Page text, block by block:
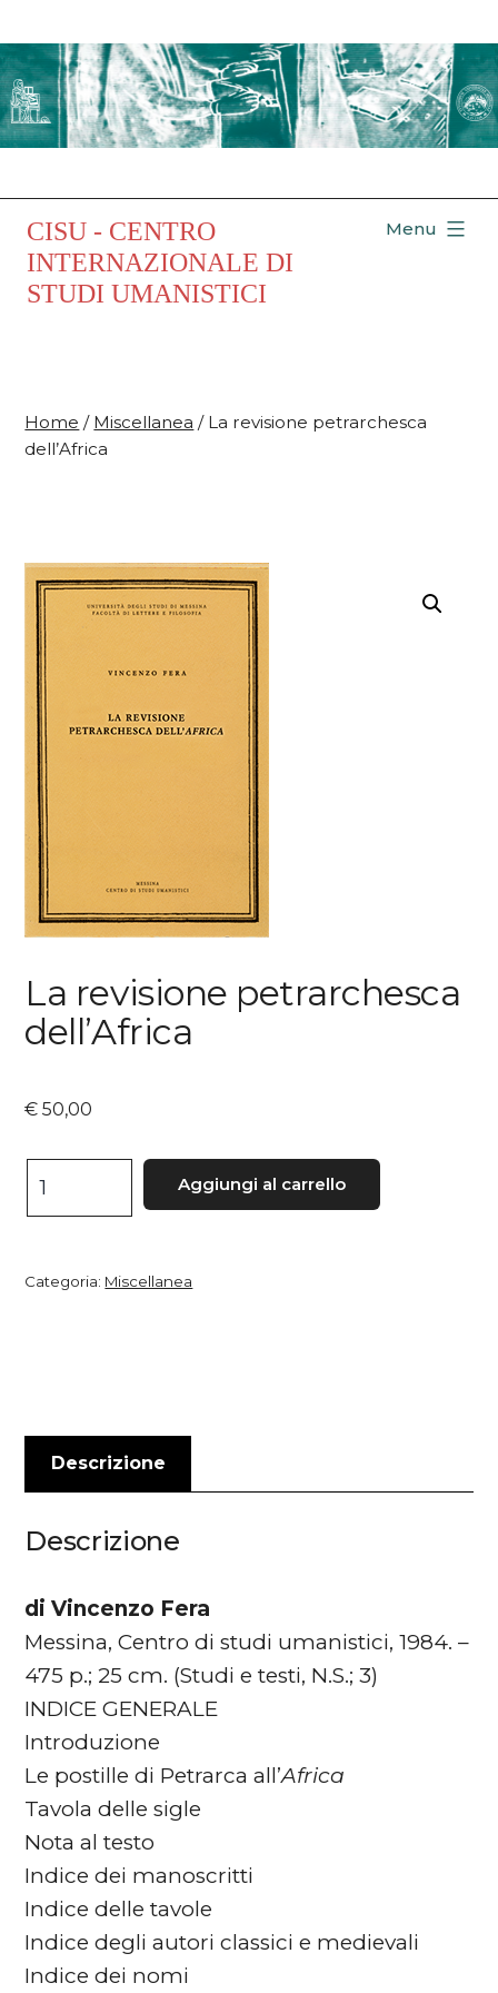
al
contenuto
CISU - CENTRO
INTERNAZIONALE DI
STUDI UMANISTICI
Menu
Home / Miscellanea / La revisione petrarchesca
dell’Africa
La revisione petrarchesca
dell’Africa
€ 50,00
revisione
quantità
Aggiungi al carrello
Categoria: Miscellanea
Descrizione
Descrizione
di Vincenzo Fera
Messina, Centro di studi umanistici, 1984. –
475 p.; 25 cm. (Studi e testi, N.S.; 3)
INDICE GENERALE
Introduzione
Le postille di Petrarca all’Africa
Tavola delle sigle
Nota al testo
Indice dei manoscritti
Indice delle tavole
Indice degli autori classici e medievali
Indice dei nomi